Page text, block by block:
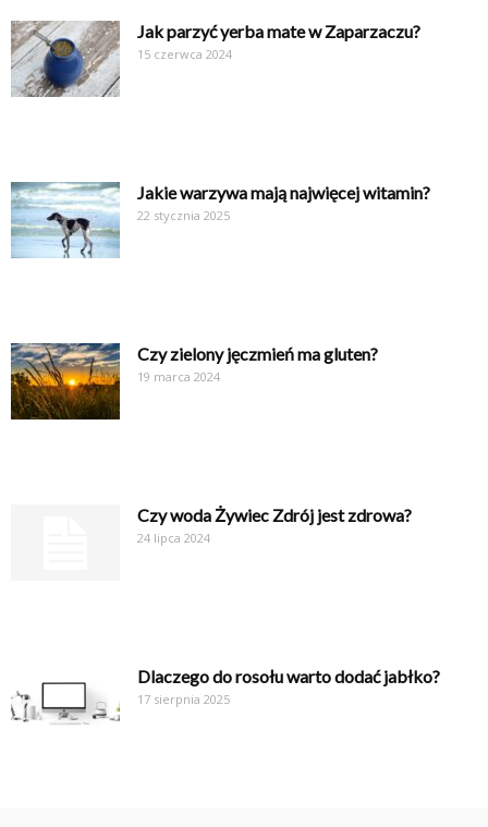
Jak parzyć yerba mate w Zaparzaczu?
15 czerwca 2024
Jakie warzywa mają najwięcej witamin?
22 stycznia 2025
Czy zielony jęczmień ma gluten?
19 marca 2024
Czy woda Żywiec Zdrój jest zdrowa?
24 lipca 2024
Dlaczego do rosołu warto dodać jabłko?
17 sierpnia 2025